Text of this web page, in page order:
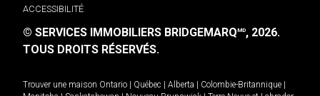
ACCESSIBILITÉ
© SERVICES IMMOBILIERS BRIDGEMARQMD, 2026.
TOUS DROITS RÉSERVÉS.
Trouver une maison Ontario Québec Alberta Colombie-Britannique